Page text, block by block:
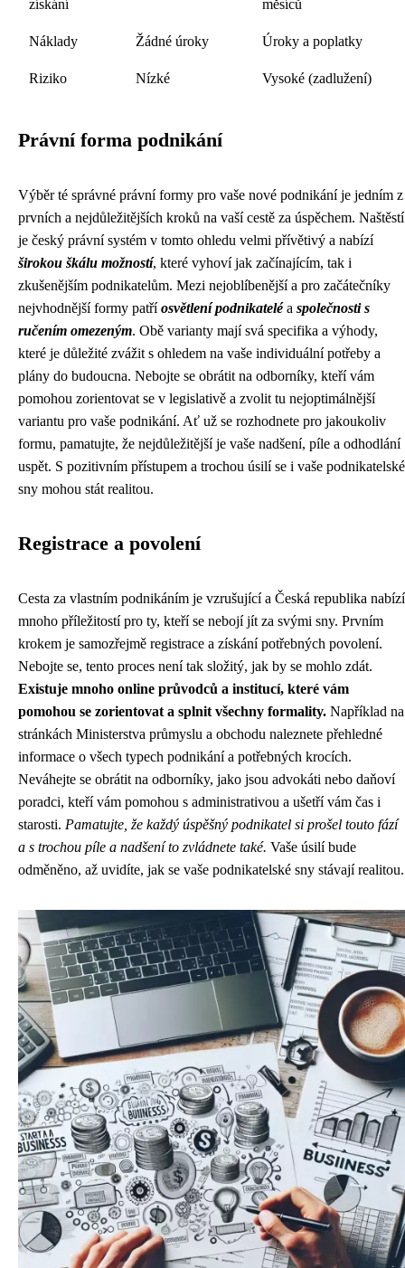
získání měsíců
Náklady Žádné úroky Úroky a poplatky
Riziko Nízké Vysoké (zadlužení)
Právní forma podnikání
Výběr té správné právní formy pro vaše nové podnikání je jedním z
prvních a nejdůležitějších kroků na vaší cestě za úspěchem. Naštěstí
je český právní systém v tomto ohledu velmi přívětivý a nabízí
širokou škálu možností, které vyhoví jak začínajícím, tak i
zkušenějším podnikatelům. Mezi nejoblíbenější a pro začátečníky
nejvhodnější formy patříosvětlení podnikateléa společnosti s
ručením omezeným. Obě varianty mají svá specifika a výhody,
které je důležité zvážit s ohledem na vaše individuální potřeby a
plány do budoucna. Nebojte se obrátit na odborníky, kteří vám
pomohou zorientovat se v legislativě a zvolit tu nejoptimálnější
variantu pro vaše podnikání. Ať už se rozhodnete pro jakoukoliv
formu, pamatujte, že nejdůležitější je vaše nadšení, píle a odhodlání
uspět. S pozitivním přístupem a trochou úsilí se i vaše podnikatelské
sny mohou stát realitou.
Registrace a povolení
Cesta za vlastním podnikáním je vzrušující a Česká republika nabízí
mnoho příležitostí pro ty, kteří se nebojí jít za svými sny. Prvním
krokem je samozřejmě registrace a získání potřebných povolení.
Nebojte se, tento proces není tak složitý, jak by se mohlo zdát.
Existuje mnoho online průvodců a institucí, které vám
pomohou se zorientovat a splnit všechny formality. Například na
stránkách Ministerstva průmyslu a obchodu naleznete přehledné
informace o všech typech podnikání a potřebných krocích.
Neváhejte se obrátit na odborníky, jako jsou advokáti nebo daňoví
poradci, kteří vám pomohou s administrativou a ušetří vám čas i
starosti. Pamatujte, že každý úspěšný podnikatel si prošel touto fází
a s trochou píle a nadšení to zvládnete také. Vaše úsilí bude
odměněno, až uvidíte, jak se vaše podnikatelské sny stávají realitou.